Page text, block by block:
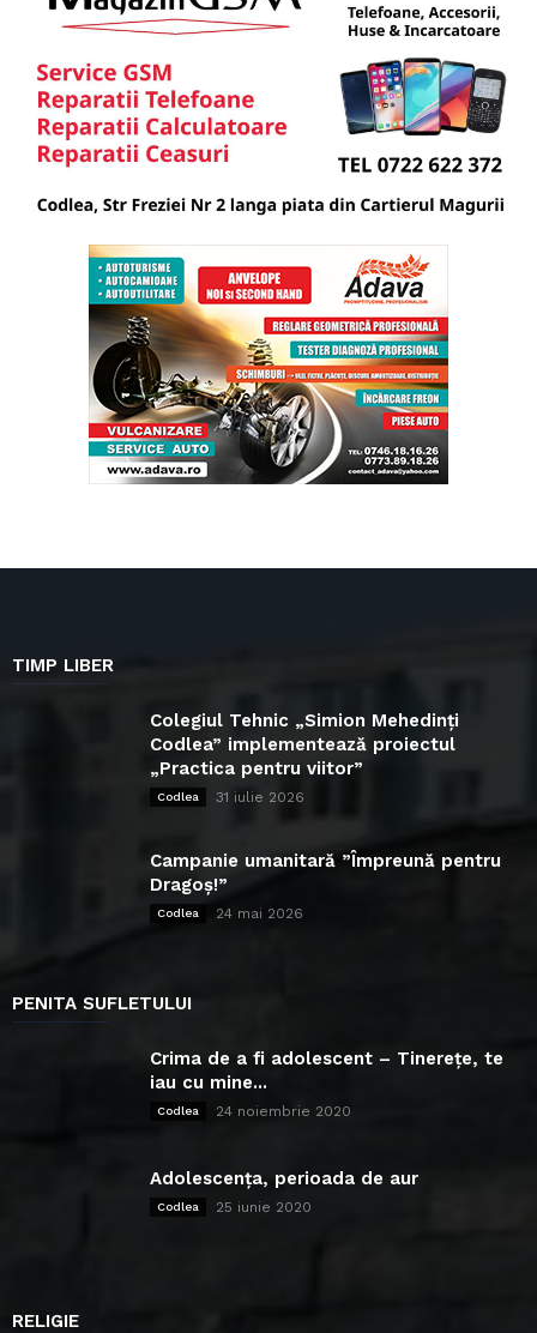
TIMP LIBER
Colegiul Tehnic „Simion Mehedinți
Codlea” implementează proiectul
„Practica pentru viitor”
Codlea 31 iulie 2026
Campanie umanitară ”Împreună pentru
Dragoș!”
Codlea 24 mai 2026
PENITA SUFLETULUI
Crima de a fi adolescent – Tinerețe, te
iau cu mine...
Codlea 24 noiembrie 2020
Adolescența, perioada de aur
Codlea 25 iunie 2020
RELIGIE